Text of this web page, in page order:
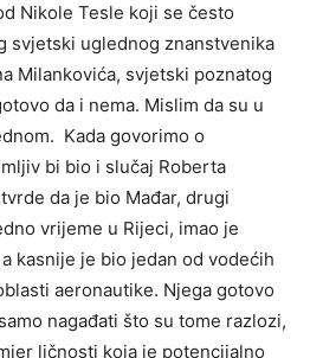
Nikole Tesle koji se često
svjetski uglednog znanstvenika
Milankovića, svjetski poznatog
da i nema. Mislim da su u
Kada govorimo o
bi bio i slučaj Roberta
da je bio Mađar, drugi
vrijeme u Rijeci, imao je
kasnije je bio jedan od vodećih
aeronautike. Njega gotovo
nagađati što su tome razlozi,
ličnosti koja je potencijalno